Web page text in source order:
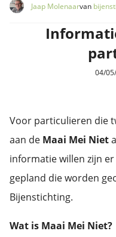
Jaap Molenaarvan
04/
Voor particulieren die
aan de Maai Mei Niet
informatie willen zijn
gepland die worden
Bijenstichting.
Wat is Maai Mei Niet?